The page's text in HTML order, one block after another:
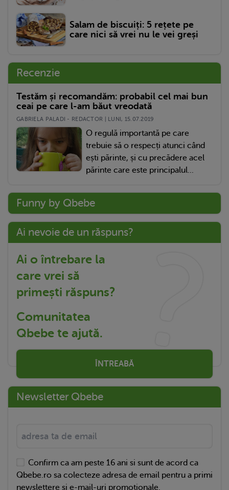
Salam de biscuiți: 5 rețete pe
care nici să vrei nu le vei greși
Recenzie
Testăm și recomandăm: probabil cel mai bun
ceai pe care l-am băut vreodată
GABRIELA PALADI - REDACTOR | LUNI, 15.07.2019
O regulă importantă pe care
trebuie să o respecți atunci când
ești părinte, și cu precădere acel
părinte care este principalul...
Funny by Qbebe
Ai nevoie de un răspuns?
Ai o întrebare la
care vrei să
primești răspuns?
Comunitatea
Qbebe te ajută.
ÎNTREABĂ
Newsletter Qbebe
Confirm ca am peste 16 ani si sunt de acord ca
Qbebe.ro sa colecteze adresa de email pentru a primi
newslettere si e-mail-uri promotionale.